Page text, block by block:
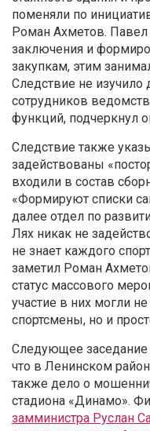
поменяли по
Роман Ахметов.
заключения и
закупкам, этим
Следствие не
сотрудников
функций, подчеркнул
Следствие также
задействованы
входили в состав
«Формируют списки
далее отдел по
Лях никак не
не знает каждого
заметил Роман
статус массового
участие в них могли
спортсмены, но и
Следующее заседание
что в Ленинском
также дело о
стадиона «Динамо».
замминистра Руслан